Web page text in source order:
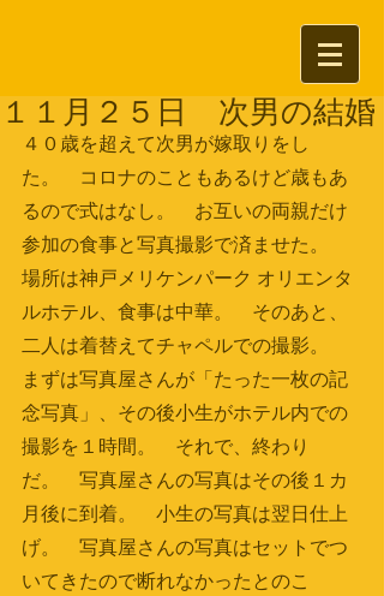
１１月２５日 次男の結婚
４０歳を超えて次男が嫁取りをし
た。　コロナのこともあるけど歳もあ
るので式はなし。　お互いの両親だけ
参加の食事と写真撮影で済ませた。
場所は神戸メリケンパーク オリエンタ
ルホテル、食事は中華。　そのあと、
二人は着替えてチャペルでの撮影。
まずは写真屋さんが「たった一枚の記
念写真」、その後小生がホテル内での
撮影を１時間。　それで、終わり
だ。　写真屋さんの写真はその後１カ
月後に到着。　小生の写真は翌日仕上
げ。　写真屋さんの写真はセットでつ
いてきたので断れなかったとのこ